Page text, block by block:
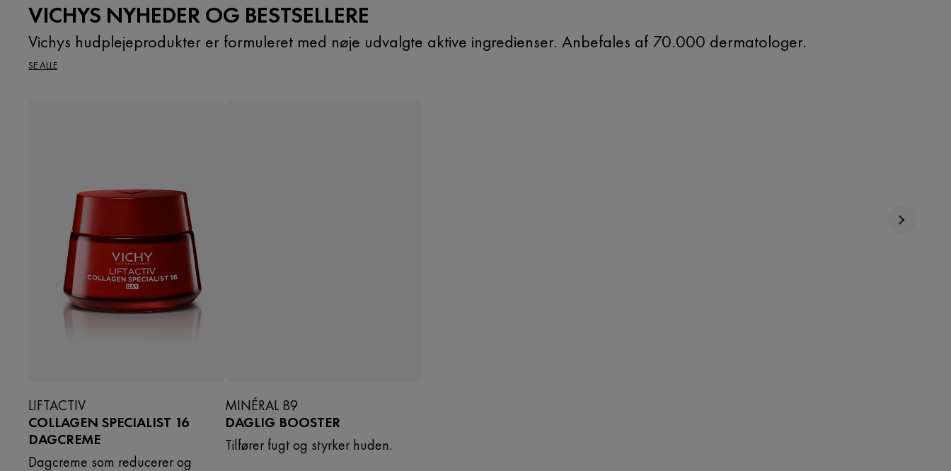
VICHYS NYHEDER OG BESTSELLERE
Vichys hudplejeprodukter er formuleret med nøje udvalgte aktive ingredienser. Anbefales af 70.000 dermatologer.
SE ALLE
LIFTACTIV
COLLAGEN SPECIALIST 16
DAGCREME
Dagcreme som reducerer og
MINÉRAL 89
DAGLIG BOOSTER
Tilfører fugt og styrker huden.